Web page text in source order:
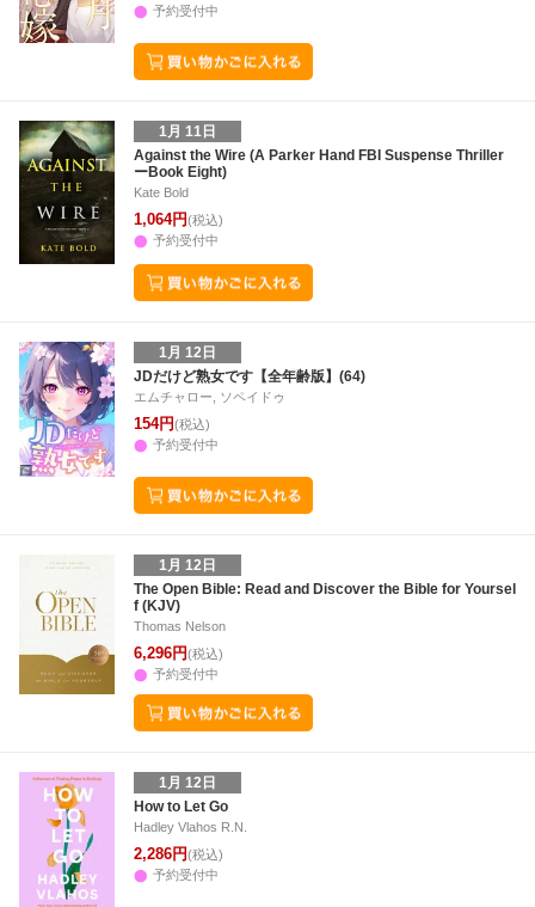
予約受付中
1月 11日
Against the Wire (A Parker Hand FBI Suspense Thriller
ーBook Eight)
Kate Bold
1,064円(税込)
予約受付中
1月 12日
JDだけど熟女です【全年齢版】(64)
エムチャロー, ソペイドゥ
154円(税込)
予約受付中
1月 12日
The Open Bible: Read and Discover the Bible for Yoursel
f (KJV)
Thomas Nelson
6,296円(税込)
予約受付中
1月 12日
How to Let Go
Hadley Vlahos R.N.
2,286円(税込)
予約受付中